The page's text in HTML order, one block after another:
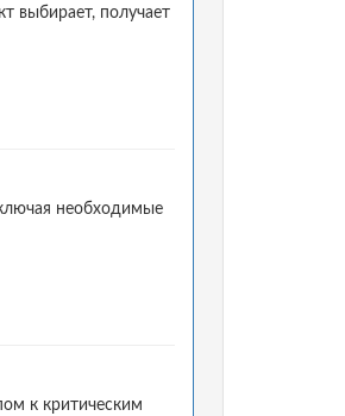
выбирает, получает
необходимые
к критическим